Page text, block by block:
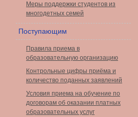
Меры поддержки студентов из
многодетных семей
Поступающим
Правила приема в
образовательную организацию
Контрольные цифры приёма и
количество поданных заявлений
Условия приема на обучение по
договорам об оказании платных
образовательных услуг